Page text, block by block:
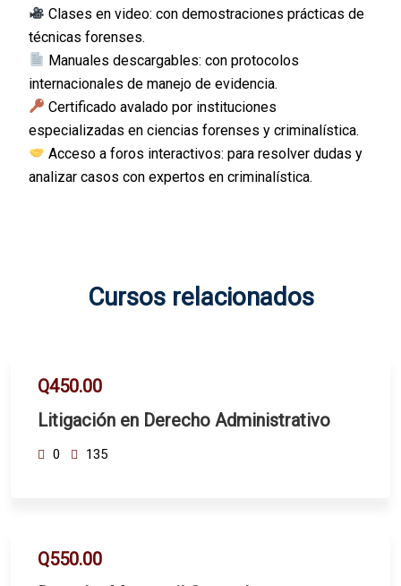
Clases en video: con demostraciones prácticas de
técnicas forenses.
Manuales descargables: con protocolos
internacionales de manejo de evidencia.
Certificado avalado por instituciones
especializadas en ciencias forenses y criminalística.
Acceso a foros interactivos: para resolver dudas y
analizar casos con expertos en criminalística.
Cursos relacionados
Q450.00
Litigación en Derecho Administrativo
0 135
Q550.00